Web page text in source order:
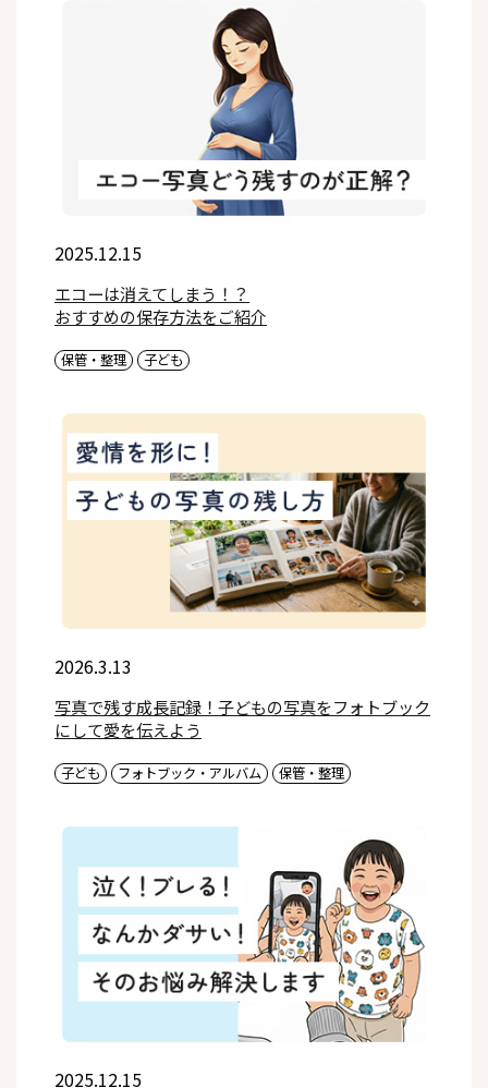
エコーは消えてしまう！？
おすすめの保存方法をご紹介
2025.12.15
保管・整理 子ども
写真で残す成長記録！子どもの写真をフォトブック
にして愛を伝えよう
2026.3.13
子ども フォトブック・アルバム 保管・整理
2025.12.15